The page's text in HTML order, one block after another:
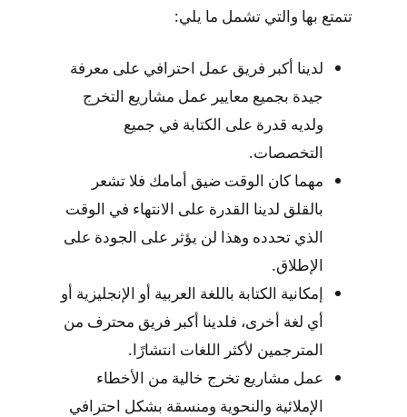
تتمتع بها والتي تشمل ما يلي:
لدينا أكبر فريق عمل احترافي على معرفة
جيدة بجميع معايير عمل مشاريع التخرج
ولديه قدرة على الكتابة في جميع
التخصصات.
مهما كان الوقت ضيق أمامك فلا تشعر
بالقلق لدينا القدرة على الانتهاء في الوقت
الذي تحدده وهذا لن يؤثر على الجودة على
الإطلاق.
إمكانية الكتابة باللغة العربية أو الإنجليزية أو
أي لغة أخرى، فلدينا أكبر فريق محترف من
المترجمين لأكثر اللغات انتشارًا.
عمل مشاريع تخرج خالية من الأخطاء
الإملائية والنحوية ومنسقة بشكل احترافي